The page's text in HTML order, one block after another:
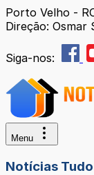
Porto Velho -
Direção: Osmar
Siga-nos:
Menu
Notícias